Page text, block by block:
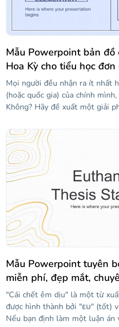
Mẫu Powerpoint bản đồ
Hoa Kỳ cho tiểu học
Mọi người đều nhận ra ít nhất
(hoặc quốc gia) của chính
Không? Hãy đề xuất một giải
giảng dạy tất cả 50 tiểu bang
đồ của các tiểu bang khác
tông màu xanh lam, mọi thứ
Này, hãy thức dậy, chúng ta
một số trạng thái bị thiếu,
ở cuối mẫu, nơi bạn sẽ tìm
lại của chúng!
Mẫu Powerpoint tuyên
miễn phí, đẹp mắt,
"Cái chết êm dịu" là một từ
được hình thành bởi "ευ" (tốt)
Nếu bạn định làm một luận